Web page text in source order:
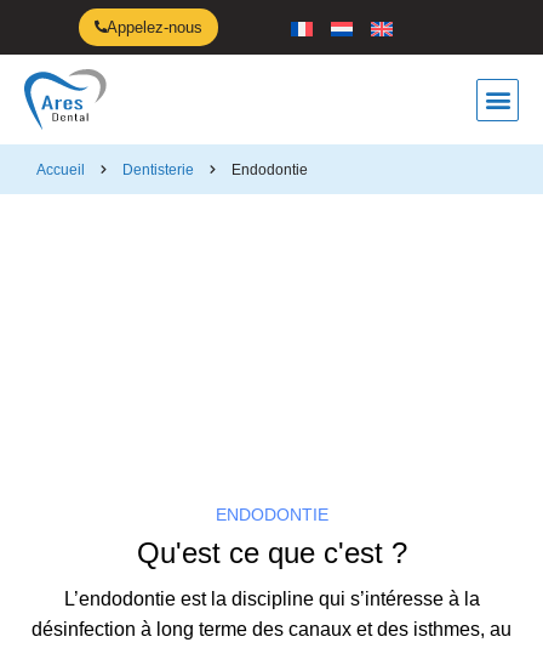
Appelez-nous
Accueil Dentisterie Endodontie
ENDODONTIE
Qu'est ce que c'est ?
L’endodontie est la discipline qui s’intéresse à la
désinfection à long terme des canaux et des isthmes, au